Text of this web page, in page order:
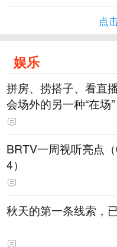
点
娱乐
拼房、捞搭子、看直
会场外的另一种“在场”
BRTV一周视听亮点
4）
秋天的第一条线索，